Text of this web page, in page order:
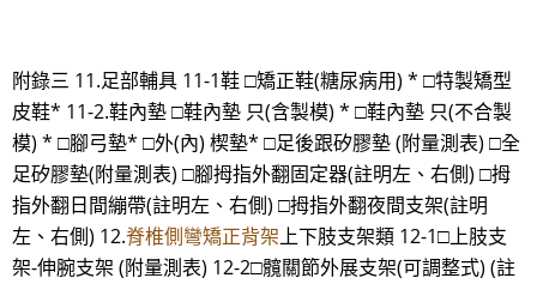
附錄三 11.足部輔具 11-1鞋 □矯正鞋(糖尿病用) * □特製矯型
皮鞋* 11-2.鞋內墊 □鞋內墊 只(含製模) * □鞋內墊 只(不合製
模) * □腳弓墊* □外(內) 楔墊* □足後跟矽膠墊 (附量測表) □全
足矽膠墊(附量測表) □腳拇指外翻固定器(註明左、右側) □拇
指外翻日間繃帶(註明左、右側) □拇指外翻夜間支架(註明
左、右側) 12.脊椎側彎矯正背架上下肢支架類 12-1□上肢支
架-伸腕支架 (附量測表) 12-2□髖關節外展支架(可調整式) (註